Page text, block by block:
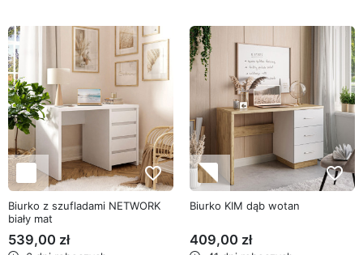
favorite_border
Biurko z szufladami NETWORK
biały mat
539,00 zł
favorite_border
Biurko KIM dąb wotan
409,00 zł